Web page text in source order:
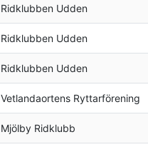
Ridklubben Udden
Ridklubben Udden
Ridklubben Udden
Vetlandaortens Ryttarförening
Mjölby Ridklubb